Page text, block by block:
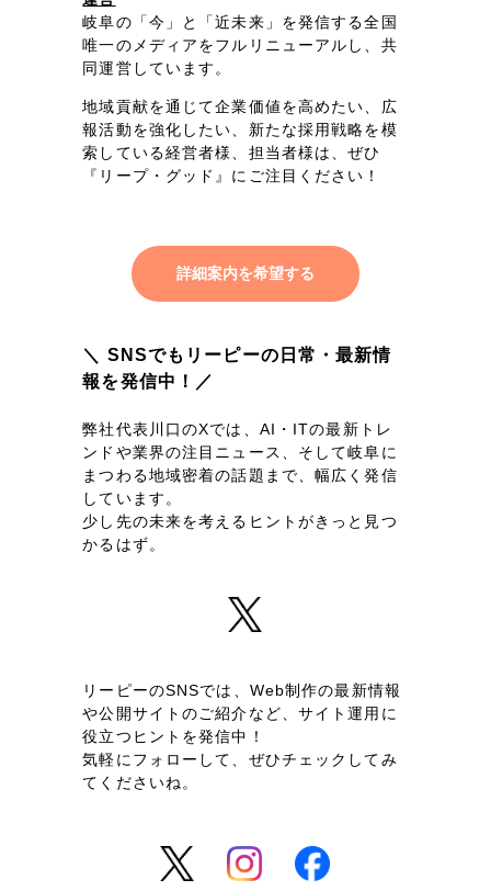
岐阜の「今」と「近未来」を発信する全国
唯一のメディアをフルリニューアルし、共
同運営しています。
地域貢献を通じて企業価値を高めたい、広
報活動を強化したい、新たな採用戦略を模
索している経営者様、担当者様は、ぜひ
『リープ・グッド』にご注目ください！
詳細案内を希望する
＼ SNSでもリーピーの日常・最新情
報を発信中！／
弊社代表川口のXでは、AI・ITの最新トレ
ンドや業界の注目ニュース、そして岐阜に
まつわる地域密着の話題まで、幅広く発信
しています。
少し先の未来を考えるヒントがきっと見つ
かるはず。
リーピーのSNSでは、Web制作の最新情報
や公開サイトのご紹介など、サイト運用に
役立つヒントを発信中！
気軽にフォローして、ぜひチェックしてみ
てくださいね。